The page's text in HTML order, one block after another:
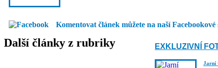
Komentovat článek můžete na naší Facebookové
Další články z rubriky EXKLUZIVNÍ
Jarní